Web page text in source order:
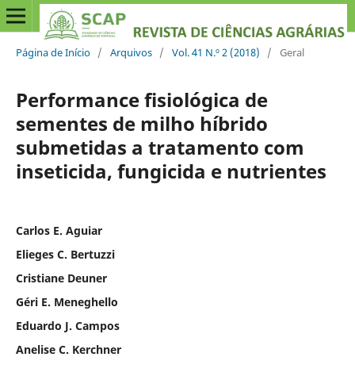
Página de Início / Arquivos / Vol. 41 N.º 2 (2018) / Geral
Performance fisiológica de
sementes de milho híbrido
submetidas a tratamento com
inseticida, fungicida e nutrientes
Carlos E. Aguiar
Elieges C. Bertuzzi
Cristiane Deuner
Géri E. Meneghello
Eduardo J. Campos
Anelise C. Kerchner